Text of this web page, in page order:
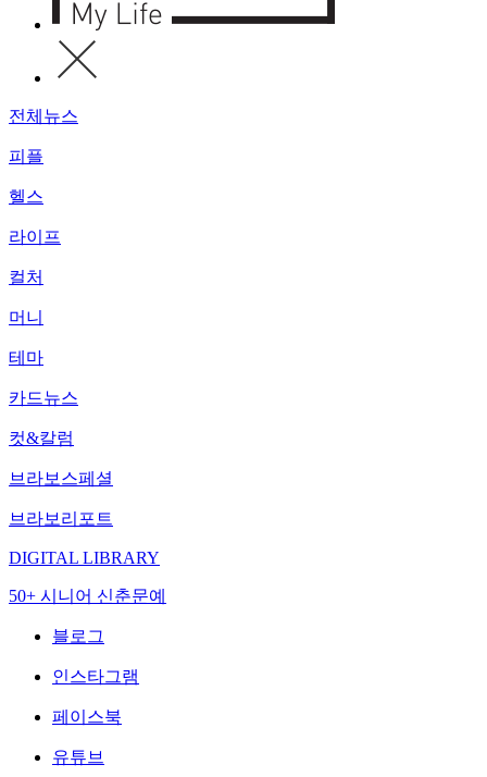
전체뉴스
피플
헬스
라이프
컬처
머니
테마
카드뉴스
컷&칼럼
브라보스페셜
브라보리포트
DIGITAL LIBRARY
50+ 시니어 신춘문예
블로그
인스타그램
페이스북
유튜브